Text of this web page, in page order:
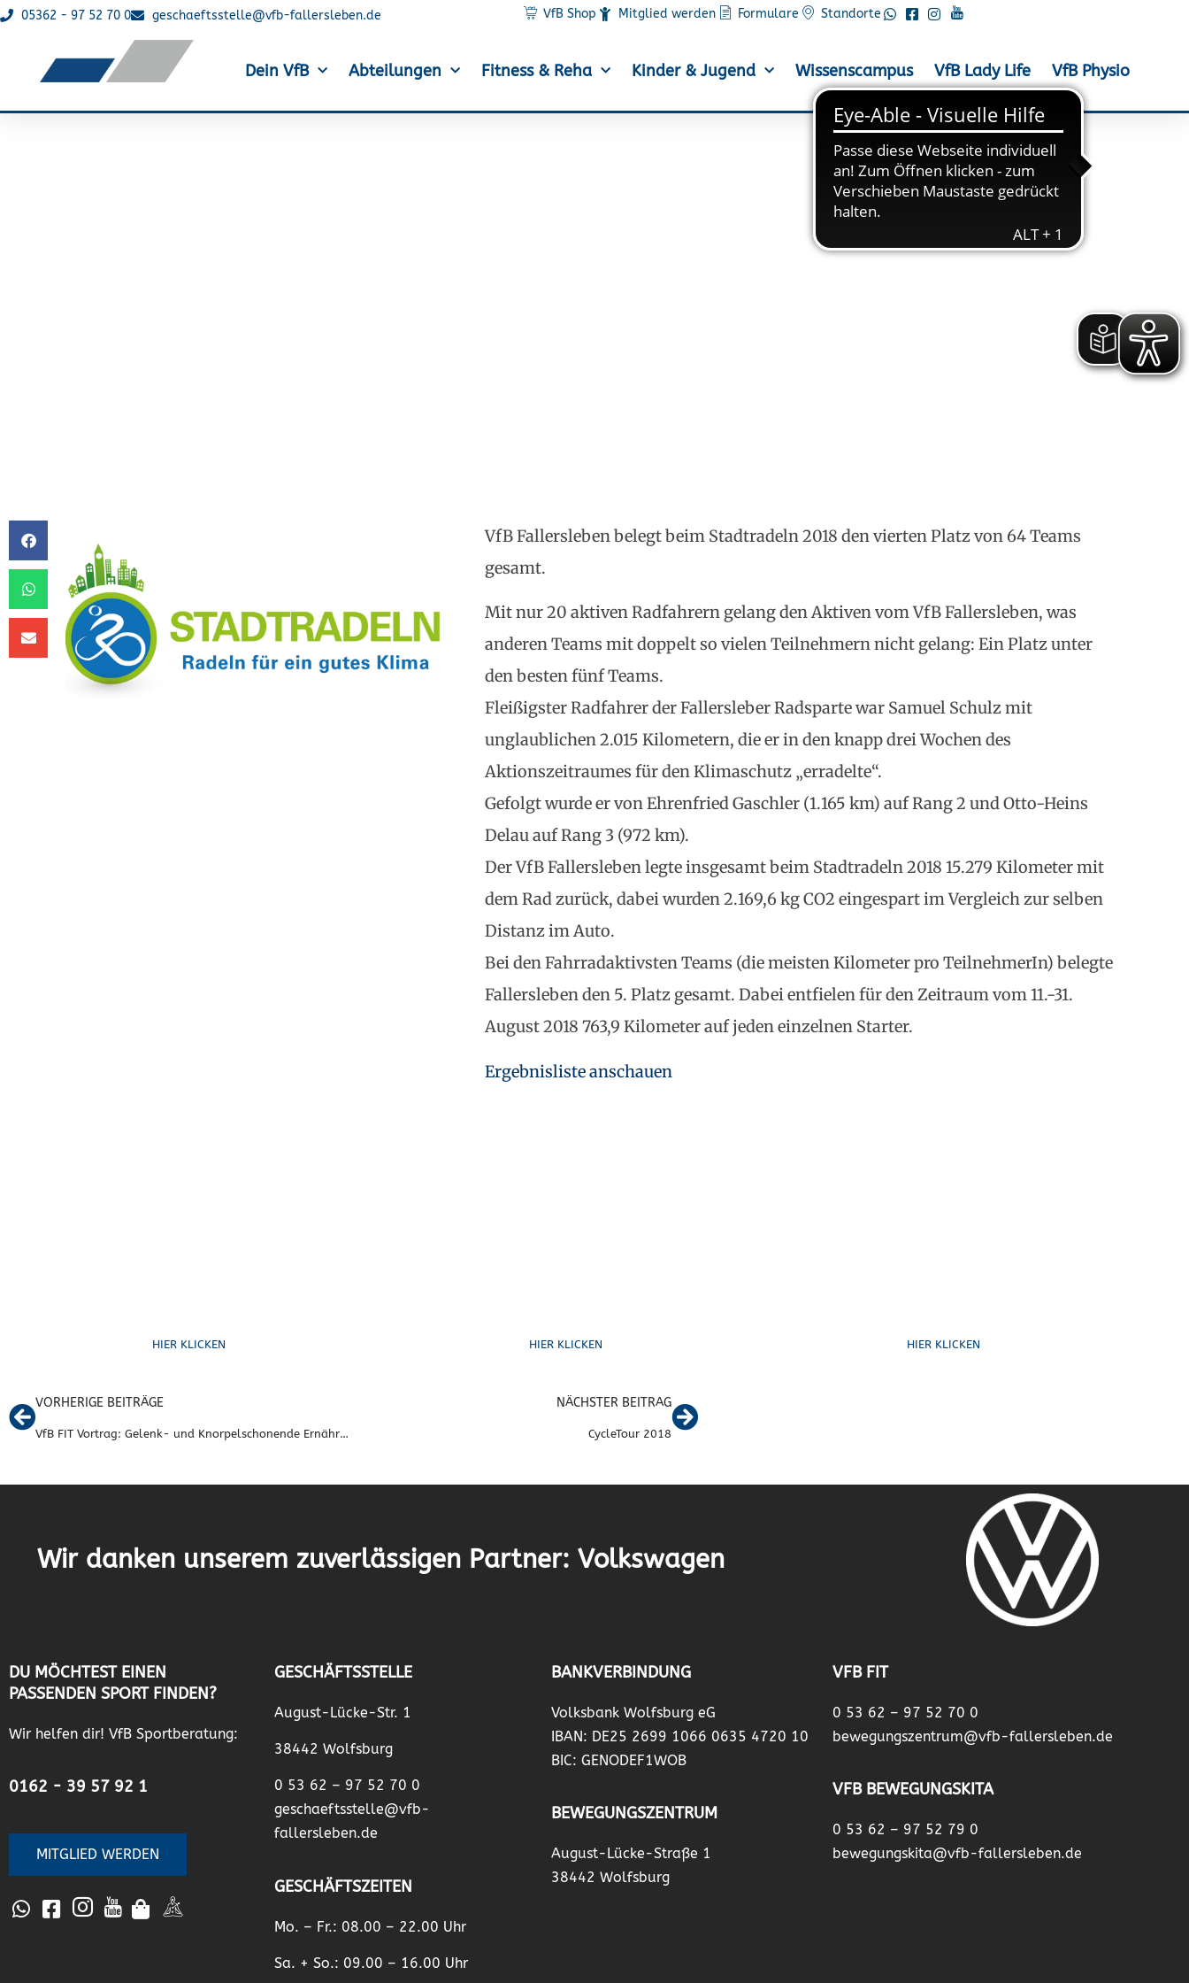
05362 - 97 52 70 0 geschaeftsstelle@vfb-fallersleben.de VfB Shop Mitglied werden Formulare Standorte
Dein VfB Abteilungen Fitness & Reha Kinder & Jugend Wissenscampus VfB Lady Life VfB Physio
VfB Fallersleben belegt beim Stadtradeln 2018 den vierten Platz von 64 Teams
gesamt.
Mit nur 20 aktiven Radfahrern gelang den Aktiven vom VfB Fallersleben, was
anderen Teams mit doppelt so vielen Teilnehmern nicht gelang: Ein Platz unter
den besten fünf Teams.
Fleißigster Radfahrer der Fallersleber Radsparte war Samuel Schulz mit
unglaublichen 2.015 Kilometern, die er in den knapp drei Wochen des
Aktionszeitraumes für den Klimaschutz „erradelte“.
Gefolgt wurde er von Ehrenfried Gaschler (1.165 km) auf Rang 2 und Otto-Heins
Delau auf Rang 3 (972 km).
Der VfB Fallersleben legte insgesamt beim Stadtradeln 2018 15.279 Kilometer mit
dem Rad zurück, dabei wurden 2.169,6 kg CO2 eingespart im Vergleich zur selben
Distanz im Auto.
Bei den Fahrradaktivsten Teams (die meisten Kilometer pro TeilnehmerIn) belegte
Fallersleben den 5. Platz gesamt. Dabei entfielen für den Zeitraum vom 11.-31.
August 2018 763,9 Kilometer auf jeden einzelnen Starter.
Ergebnisliste anschauen
HIER KLICKEN HIER KLICKEN HIER KLICKEN
VORHERIGE BEITRÄGE
VfB FIT Vortrag: Gelenk- und Knorpelschonende Ernährung
NÄCHSTER BEITRAG
CycleTour 2018
Wir danken unserem zuverlässigen Partner: Volkswagen
DU MÖCHTEST EINEN
PASSENDEN SPORT FINDEN?
Wir helfen dir! VfB Sportberatung:
0162 - 39 57 92 1
MITGLIED WERDEN
GESCHÄFTSSTELLE
August-Lücke-Str. 1
38442 Wolfsburg
0 53 62 – 97 52 70 0
geschaeftsstelle@vfb-
fallersleben.de
GESCHÄFTSZEITEN
Mo. – Fr.: 08.00 – 22.00 Uhr
Sa. + So.: 09.00 – 16.00 Uhr
BANKVERBINDUNG
Volksbank Wolfsburg eG
IBAN: DE25 2699 1066 0635 4720 10
BIC: GENODEF1WOB
BEWEGUNGSZENTRUM
August-Lücke-Straße 1
38442 Wolfsburg
VFB FIT
0 53 62 – 97 52 70 0
bewegungszentrum@vfb-fallersleben.de
VFB BEWEGUNGSKITA
0 53 62 – 97 52 79 0
bewegungskita@vfb-fallersleben.de